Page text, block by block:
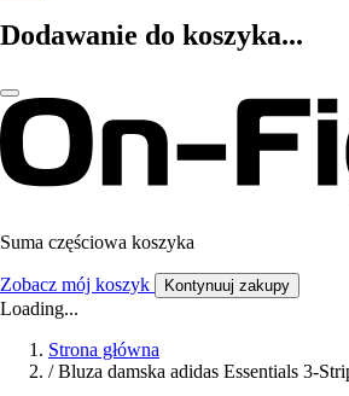
Dodawanie do koszyka...
Suma częściowa koszyka
Zobacz mój koszyk Kontynuuj zakupy
Loading...
Strona główna
/ Bluza damska adidas Essentials 3-